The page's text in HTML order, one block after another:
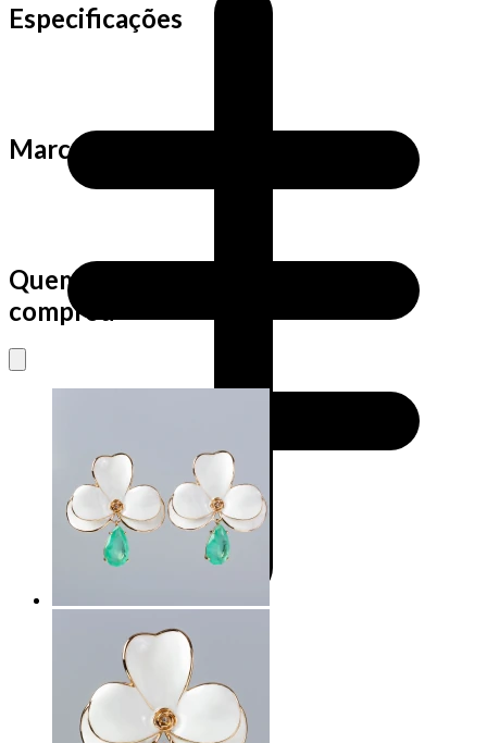
Especificações
Marca
Quem viu este produto também
comprou